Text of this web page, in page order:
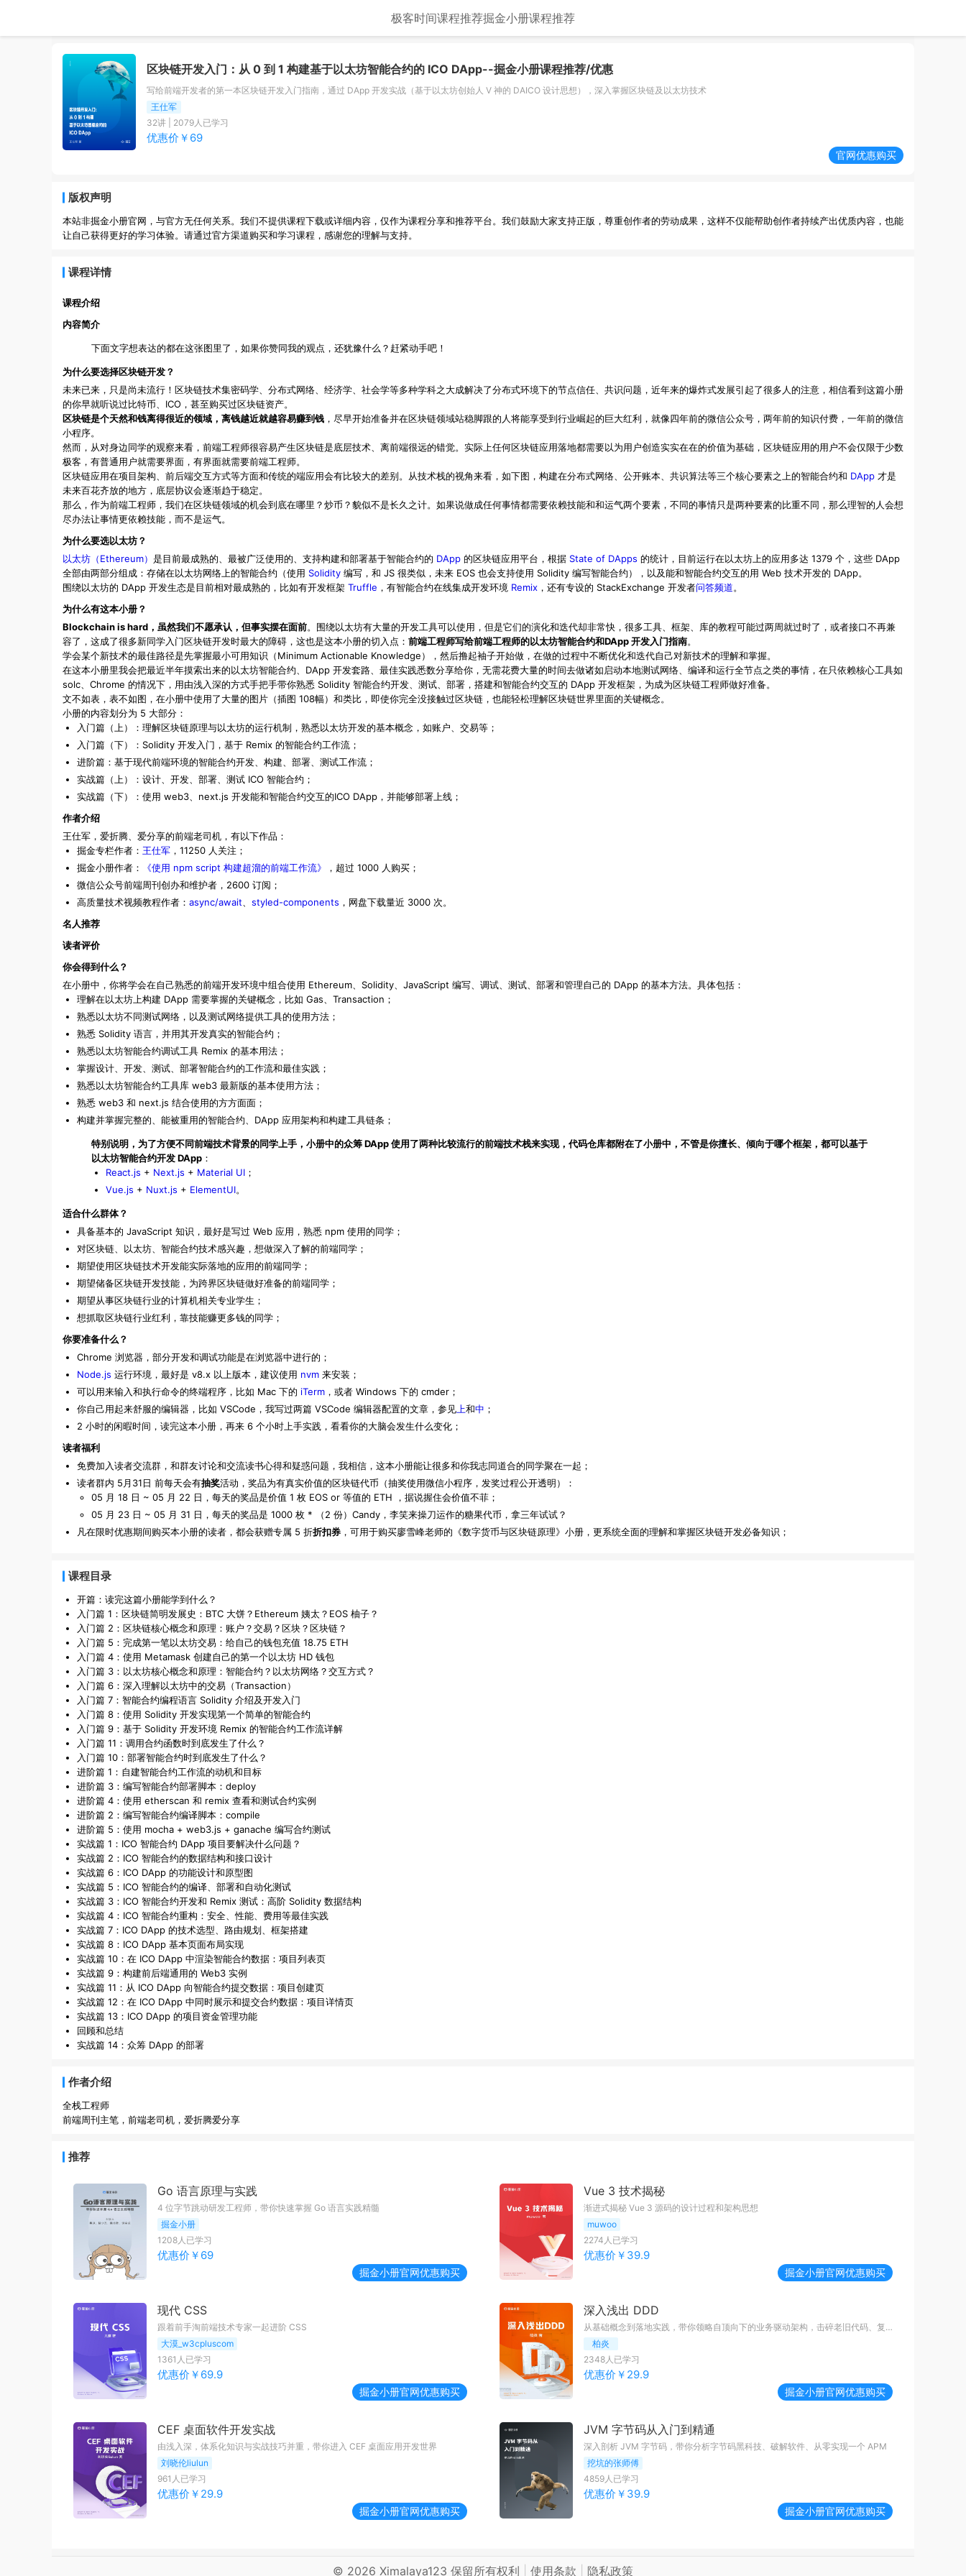
极客时间课程推荐掘金小册课程推荐
区块链开发入门：从 0 到 1 构建基于以太坊智能合约的 ICO DApp--掘金小册课程推荐/优惠
写给前端开发者的第一本区块链开发入门指南，通过 DApp 开发实战（基于以太坊创始人 V 神的 DAICO 设计思想），深入掌握区块链及以太坊技术
王仕军
32讲 | 2079人已学习
优惠价￥ 69
官网优惠购买
版权声明
本站非掘金小册官网，与官方无任何关系。我们不提供课程下载或详细内容，仅作为课程分享和推荐平台。我们鼓励大家支持正版，尊重创作者的劳动成果，这样不仅能帮助创作者持续产出优质内容，也能
让自己获得更好的学习体验。请通过官方渠道购买和学习课程，感谢您的理解与支持。
课程详情
课程介绍
内容简介
下面文字想表达的都在这张图里了，如果你赞同我的观点，还犹豫什么？赶紧动手吧！
为什么要选择区块链开发？
未来已来，只是尚未流行！区块链技术集密码学、分布式网络、经济学、社会学等多种学科之大成解决了分布式环境下的节点信任、共识问题，近年来的爆炸式发展引起了很多人的注意，相信看到这篇小册
的你早就听说过比特币、ICO，甚至购买过区块链资产。
区块链是个天然和钱离得很近的领域，离钱越近就越容易赚到钱 ，尽早开始准备并在区块链领域站稳脚跟的人将能享受到行业崛起的巨大红利，就像四年前的微信公众号，两年前的知识付费，一年前的微信
小程序。
然而，从对身边同学的观察来看，前端工程师很容易产生区块链是底层技术、离前端很远的错觉。实际上任何区块链应用落地都需要以为用户创造实实在在的价值为基础，区块链应用的用户不会仅限于少数
极客，有普通用户就需要界面，有界面就需要前端工程师。
区块链应用在项目架构、前后端交互方式等方面和传统的端应用会有比较大的差别。从技术栈的视角来看，如下图，构建在分布式网络、公开账本、共识算法等三个核心要素之上的智能合约和 DApp 才是
未来百花齐放的地方，底层协议会逐渐趋于稳定。
那么，作为前端工程师，我们在区块链领域的机会到底在哪里？炒币？貌似不是长久之计。如果说做成任何事情都需要依赖技能和和运气两个要素，不同的事情只是两种要素的比重不同，那么理智的人会想
尽办法让事情更依赖技能，而不是运气。
为什么要选以太坊？
以太坊（Ethereum） 是目前最成熟的、最被广泛使用的、支持构建和部署基于智能合约的 DApp 的区块链应用平台，根据 State of DApps 的统计，目前运行在以太坊上的应用多达 1379 个，这些 DApp
全部由两部分组成：存储在以太坊网络上的智能合约（使用 Solidity 编写，和 JS 很类似，未来 EOS 也会支持使用 Solidity 编写智能合约），以及能和智能合约交互的用 Web 技术开发的 DApp。
围绕以太坊的 DApp 开发生态是目前相对最成熟的，比如有开发框架 Truffle ，有智能合约在线集成开发环境 Remix ，还有专设的 StackExchange 开发者问答频道。
为什么有这本小册？
Blockchain is hard，虽然我们不愿承认，但事实摆在面前。围绕以太坊有大量的开发工具可以使用，但是它们的演化和迭代却非常快，很多工具、框架、库的教程可能过两周就过时了，或者接口不再兼
容了，这成了很多新同学入门区块链开发时最大的障碍，这也是这本小册的切入点： 前端工程师写给前端工程师的以太坊智能合约和DApp 开发入门指南。
学会某个新技术的最佳路径是先掌握最小可用知识（Minimum Actionable Knowledge），然后撸起袖子开始做，在做的过程中不断优化和迭代自己对新技术的理解和掌握。
在这本小册里我会把最近半年摸索出来的以太坊智能合约、DApp 开发套路、最佳实践悉数分享给你，无需花费大量的时间去做诸如启动本地测试网络、编译和运行全节点之类的事情，在只依赖核心工具如
solc、Chrome 的情况下，用由浅入深的方式手把手带你熟悉 Solidity 智能合约开发、测试、部署，搭建和智能合约交互的 DApp 开发框架，为成为区块链工程师做好准备。
文不如表，表不如图，在小册中使用了大量的图片（插图 108幅）和类比，即使你完全没接触过区块链，也能轻松理解区块链世界里面的关键概念。
小册的内容划分为 5 大部分：
入门篇（上）：理解区块链原理与以太坊的运行机制，熟悉以太坊开发的基本概念，如账户、交易等；
入门篇（下）：Solidity 开发入门，基于 Remix 的智能合约工作流；
进阶篇：基于现代前端环境的智能合约开发、构建、部署、测试工作流；
实战篇（上）：设计、开发、部署、测试 ICO 智能合约；
实战篇（下）：使用 web3、next.js 开发能和智能合约交互的ICO DApp，并能够部署上线；
作者介绍
王仕军，爱折腾、爱分享的前端老司机，有以下作品：
掘金专栏作者： 王仕军 ，11250 人关注；
掘金小册作者：
《使用 npm script 构建超溜的前端工作流》
，超过 1000 人购买；
微信公众号前端周刊创办和维护者，2600 订阅；
高质量技术视频教程作者： async/await、 styled-components ，网盘下载量近 3000 次。
名人推荐
读者评价
你会得到什么？
在小册中，你将学会在自己熟悉的前端开发环境中组合使用 Ethereum、Solidity、JavaScript 编写、调试、测试、部署和管理自己的 DApp 的基本方法。具体包括：
理解在以太坊上构建 DApp 需要掌握的关键概念，比如 Gas、Transaction；
熟悉以太坊不同测试网络，以及测试网络提供工具的使用方法；
熟悉 Solidity 语言，并用其开发真实的智能合约；
熟悉以太坊智能合约调试工具 Remix 的基本用法；
掌握设计、开发、测试、部署智能合约的工作流和最佳实践；
熟悉以太坊智能合约工具库 web3 最新版的基本使用方法；
熟悉 web3 和 next.js 结合使用的方方面面；
构建并掌握完整的、能被重用的智能合约、DApp 应用架构和构建工具链条；
特别说明，为了方便不同前端技术背景的同学上手，小册中的众筹 DApp 使用了两种比较流行的前端技术栈来实现，代码仓库都附在了小册中，不管是你擅长、倾向于哪个框架，都可以基于
以太坊智能合约开发 DApp ：
React.js + Next.js + Material UI ；
Vue.js + Nuxt.js + ElementUI。
适合什么群体？
具备基本的 JavaScript 知识，最好是写过 Web 应用，熟悉 npm 使用的同学；
对区块链、以太坊、智能合约技术感兴趣，想做深入了解的前端同学；
期望使用区块链技术开发能实际落地的应用的前端同学；
期望储备区块链开发技能，为跨界区块链做好准备的前端同学；
期望从事区块链行业的计算机相关专业学生；
想抓取区块链行业红利，靠技能赚更多钱的同学；
你要准备什么？
Chrome 浏览器，部分开发和调试功能是在浏览器中进行的；
Node.js 运行环境，最好是 v8.x 以上版本，建议使用 nvm 来安装；
可以用来输入和执行命令的终端程序，比如 Mac 下的 iTerm ，或者 Windows 下的 cmder；
你自己用起来舒服的编辑器，比如 VSCode，我写过两篇 VSCode 编辑器配置的文章，参见上和中 ；
2 小时的闲暇时间，读完这本小册，再来 6 个小时上手实践，看看你的大脑会发生什么变化；
读者福利
免费加入读者交流群，和群友讨论和交流读书心得和疑惑问题，我相信，这本小册能让很多和你我志同道合的同学聚在一起；
读者群内 5月31日 前每天会有抽奖活动，奖品为有真实价值的区块链代币（抽奖使用微信小程序，发奖过程公开透明）：
05 月 18 日 ~ 05 月 22 日，每天的奖品是价值 1 枚 EOS or 等值的 ETH ，据说握住会价值不菲；
05 月 23 日 ~ 05 月 31 日，每天的奖品是 1000 枚 * （2 份）Candy，李笑来操刀运作的糖果代币，拿三年试试？
凡在限时优惠期间购买本小册的读者，都会获赠专属 5 折折扣券 ，可用于购买廖雪峰老师的 《数字货币与区块链原理》 小册，更系统全面的理解和掌握区块链开发必备知识；
课程目录
开篇：读完这篇小册能学到什么？
入门篇 1：区块链简明发展史：BTC 大饼？Ethereum 姨太？EOS 柚子？
入门篇 2：区块链核心概念和原理：账户？交易？区块？区块链？
入门篇 5：完成第一笔以太坊交易：给自己的钱包充值 18.75 ETH
入门篇 4：使用 Metamask 创建自己的第一个以太坊 HD 钱包
入门篇 3：以太坊核心概念和原理：智能合约？以太坊网络？交互方式？
入门篇 6：深入理解以太坊中的交易（Transaction）
入门篇 7：智能合约编程语言 Solidity 介绍及开发入门
入门篇 8：使用 Solidity 开发实现第一个简单的智能合约
入门篇 9：基于 Solidity 开发环境 Remix 的智能合约工作流详解
入门篇 11：调用合约函数时到底发生了什么？
入门篇 10：部署智能合约时到底发生了什么？
进阶篇 1：自建智能合约工作流的动机和目标
进阶篇 3：编写智能合约部署脚本：deploy
进阶篇 4：使用 etherscan 和 remix 查看和测试合约实例
进阶篇 2：编写智能合约编译脚本：compile
进阶篇 5：使用 mocha + web3.js + ganache 编写合约测试
实战篇 1：ICO 智能合约 DApp 项目要解决什么问题？
实战篇 2：ICO 智能合约的数据结构和接口设计
实战篇 6：ICO DApp 的功能设计和原型图
实战篇 5：ICO 智能合约的编译、部署和自动化测试
实战篇 3：ICO 智能合约开发和 Remix 测试：高阶 Solidity 数据结构
实战篇 4：ICO 智能合约重构：安全、性能、费用等最佳实践
实战篇 7：ICO DApp 的技术选型、路由规划、框架搭建
实战篇 8：ICO DApp 基本页面布局实现
实战篇 10：在 ICO DApp 中渲染智能合约数据：项目列表页
实战篇 9：构建前后端通用的 Web3 实例
实战篇 11：从 ICO DApp 向智能合约提交数据：项目创建页
实战篇 12：在 ICO DApp 中同时展示和提交合约数据：项目详情页
实战篇 13：ICO DApp 的项目资金管理功能
回顾和总结
实战篇 14：众筹 DApp 的部署
作者介绍
全栈工程师
前端周刊主笔，前端老司机，爱折腾爱分享
推荐
Go 语言原理与实践
4 位字节跳动研发工程师，带你快速掌握 Go 语言实践精髓
掘金小册
1208人已学习
优惠价￥ 69
掘金小册官网优惠购买
Vue 3 技术揭秘
渐进式揭秘 Vue 3 源码的设计过程和架构思想
muwoo
2274 人已学习
优惠价￥ 39.9
掘金小册官网优惠购买
现代 CSS
跟着前手淘前端技术专家一起进阶 CSS
大漠_w3cpluscom
1361 人已学习
优惠价￥ 69.9
掘金小册官网优惠购买
深入浅出 DDD
从基础概念到落地实践，带你领略自顶向下的业务驱动架构，击碎老旧代码、复杂业务维护困难的噩梦。
柏炎
2348人已学习
优惠价￥ 29.9
掘金小册官网优惠购买
CEF 桌面软件开发实战
由浅入深，体系化知识与实战技巧并重，带你进入 CEF 桌面应用开发世界
刘晓伦liulun
961 人已学习
优惠价￥ 29.9
掘金小册官网优惠购买
JVM 字节码从入门到精通
深入剖析 JVM 字节码，带你分析字节码黑科技、破解软件、从零实现一个 APM
挖坑的张师傅
4859人已学习
优惠价￥ 39.9
掘金小册官网优惠购买
© 2026 Ximalaya123 保留所有权利 使用条款 隐私政策